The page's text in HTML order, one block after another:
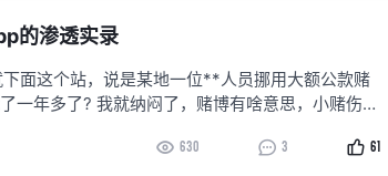
的渗透实录
面这个站，说是某地一位**人员挪用大额公款赌
一年多了? 我就纳闷了，赌博有啥意思，小赌伤
630 3 61